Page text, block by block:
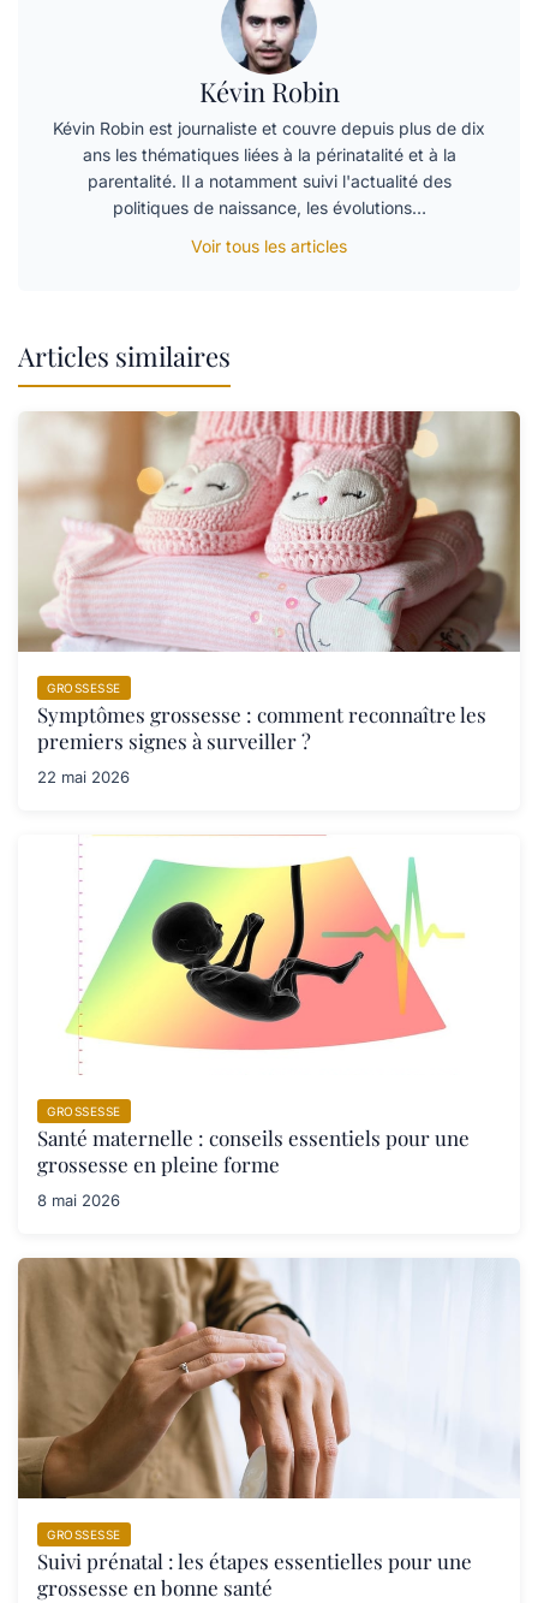
Kévin Robin
Kévin Robin est journaliste et couvre depuis plus de dix
ans les thématiques liées à la périnatalité et à la
parentalité. Il a notamment suivi l'actualité des
politiques de naissance, les évolutions…
Voir tous les articles
Articles similaires
GROSSESSE
Symptômes grossesse : comment reconnaître les
premiers signes à surveiller ?
22 mai 2026
GROSSESSE
Santé maternelle : conseils essentiels pour une
grossesse en pleine forme
8 mai 2026
GROSSESSE
Suivi prénatal : les étapes essentielles pour une
grossesse en bonne santé